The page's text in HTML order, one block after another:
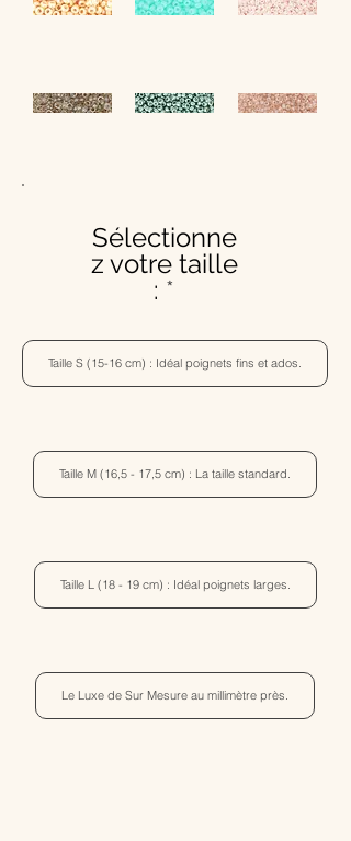
Sélectionne
z votre taille
:
Taille S (15-16 cm) : Idéal poignets fins et ados.
Taille M (16,5 - 17,5 cm) : La taille standard.
Taille L (18 - 19 cm) : Idéal poignets larges.
Le Luxe de Sur Mesure au millimètre près.